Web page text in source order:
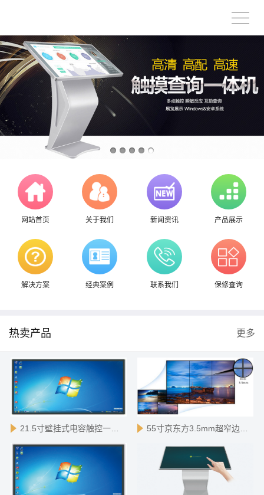
网站首页 关于我们 新闻资讯 产品展示
解决方案 经典案例 联系我们 保修查询
热卖产品 更多
21.5寸壁挂式电容触控一体机-X86版 55寸京东方3.5mm超窄边液晶拼接